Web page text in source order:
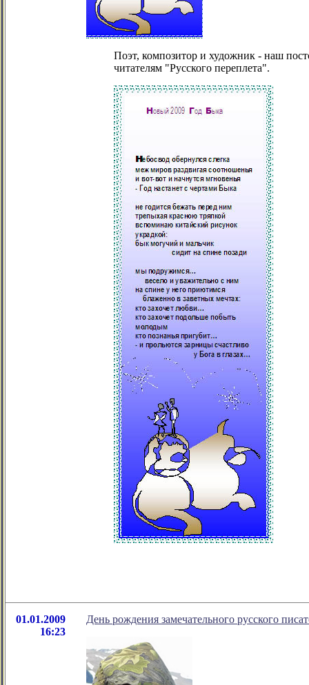
Поэт, композитор и художник - наш
читателям "Русского переплета".
01.01.2009
16:23
День рождения замечательного русского